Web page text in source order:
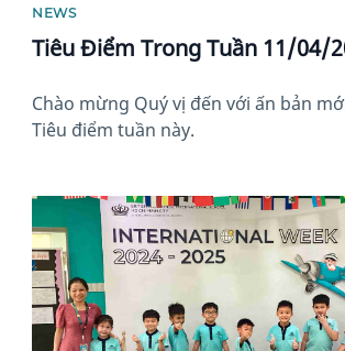
NEWS
Tiêu Điểm Trong Tuần 11/04/
Chào mừng Quý vị đến với ấn bản
Tiêu điểm tuần này.
News image